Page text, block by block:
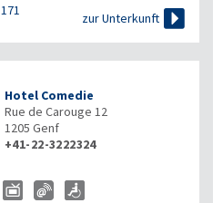
171
zur Unterkunft 
Hotel Comedie
Rue de Carouge 12
1205 Genf
+41-22-3222324